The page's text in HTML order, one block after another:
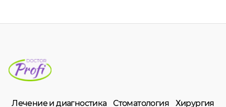
Лечение и диагностика Стоматология Хирургия